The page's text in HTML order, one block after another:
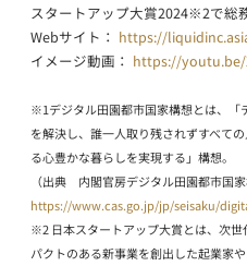
スタートアップ大賞2024※2で総
Webサイト： https://
イメージ動画： https://youtu.be/
※1デジタル田園都市国家構想とは、「
を解決し、誰一人取り残されずすべて
る心豊かな暮らしを実現する」構想。
（出典 内閣官房デジタル田園都市国
https://www.cas.go.jp/jp/seisaku/
※2 日本スタートアップ大賞とは、次
パクトのある新事業を創出した起業家